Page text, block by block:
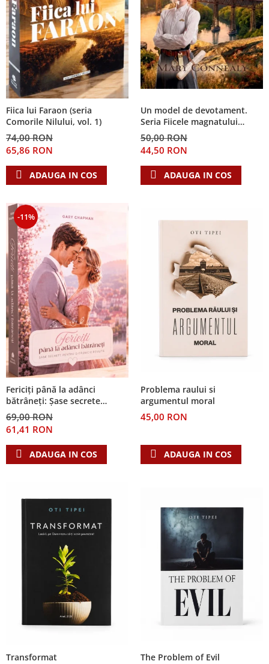
Fiica lui Faraon (seria
Comorile Nilului, vol. 1)
74,00 RON
65,86 RON
ADAUGA IN COS
Un model de devotament.
Seria Fiicele magnatului
forestier 3
50,00 RON
44,50 RON
ADAUGA IN COS
-11%
Fericiți până la adânci
bătrâneți: Șase secrete
pentru o căsnicie reușită
69,00 RON
61,41 RON
ADAUGA IN COS
Problema raului si
argumentul moral
45,00 RON
ADAUGA IN COS
Transformat The Problem of Evil